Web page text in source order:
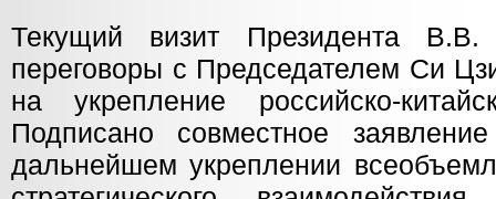
Текущий визит Президента
переговоры с Председателем Си
на укрепление российско-
Подписано совместное
дальнейшем укреплении